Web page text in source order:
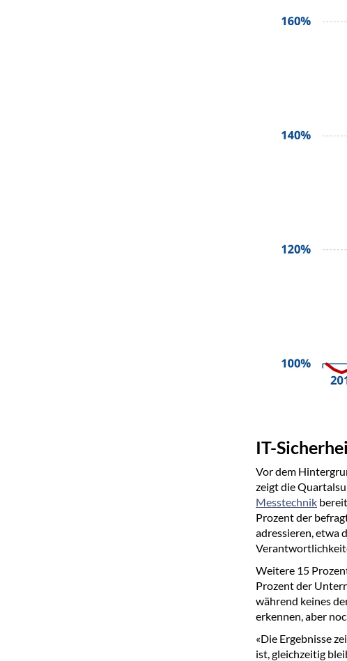
IT-
Vor dem
zeigt die
Messtechnik
Prozent der
adressieren, etwa
Weitere 15
Prozent der
während keines
erkennen, aber
«Die Ergebnisse
ist, gleichzeitig